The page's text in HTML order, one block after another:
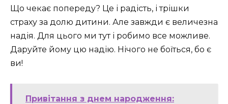
Що чекає попереду? Це і радість, і трішки
страху за долю дитини. Але завжди є величезна
надія. Для цього ми тут і робимо все можливе.
Даруйте йому цю надію. Нічого не боїться, бо є
ви!
Привітання з днем народження: